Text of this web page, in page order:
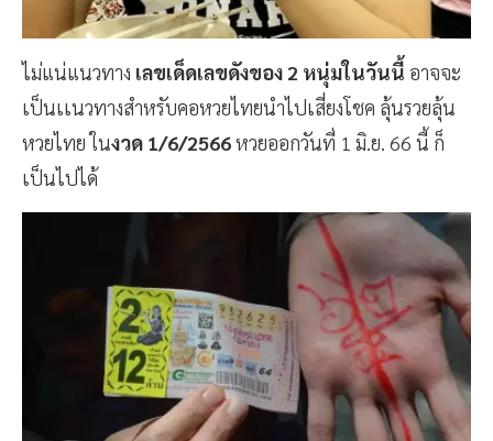
ไม่แน่แนวทาง เลขเด็ดเลขดังของ 2 หนุ่มในวันนี้ อาจจะ
เป็นเเนวทางสำหรับคอหวยไทยนำไปเสี่ยงโชค ลุ้นรวยลุ้น
หวยไทย ในงวด 1/6/2566หวยออกวันที่ 1 มิ.ย. 66 นี้ ก็
เป็นไปได้